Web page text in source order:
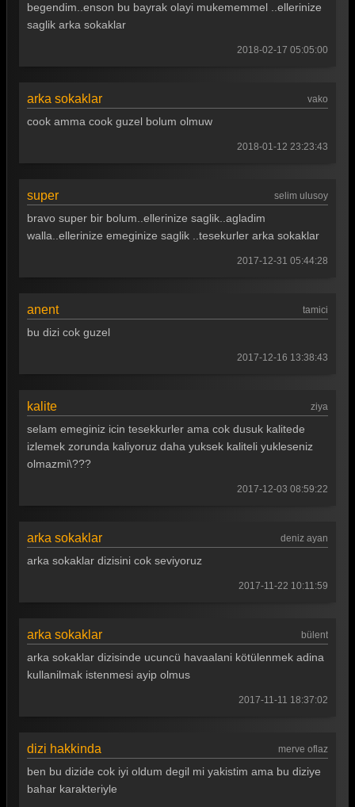
Arka Sokaklar 353. Bölüm
Arka Sokaklar 350. Bölüm
Arka Sokaklar 349. Bölüm
Arka Sokaklar 346. Bölüm
Arka Sokaklar 345. Bölüm
Arka Sokaklar 342. Bölüm
Arka Sokaklar 339. Bölüm
Arka Sokaklar 338. Bölüm
Arka Sokaklar 337. Bölüm
Arka Sokaklar 334. Bölüm
Arka Sokaklar 331. Bölüm
Arka Sokaklar 330. Bölüm
Arka Sokaklar 327. Bölüm
Arka Sokaklar 326. Bölüm
begendim..enson bu bayrak olayi mukememmel ..ellerinize
saglik arka sokaklar
2018-02-17 05:05:00
arka sokaklar vako
cook amma cook guzel bolum olmuw
2018-01-12 23:23:43
super selim ulusoy
bravo super bir bolum..ellerinize saglik..agladim
walla..ellerinize emeginize saglik ..tesekurler arka sokaklar
2017-12-31 05:44:28
anent tamici
bu dizi cok guzel
2017-12-16 13:38:43
kalite ziya
selam emeginiz icin tesekkurler ama cok dusuk kalitede
izlemek zorunda kaliyoruz daha yuksek kaliteli yukleseniz
olmazmi\???
2017-12-03 08:59:22
arka sokaklar deniz ayan
arka sokaklar dizisini cok seviyoruz
2017-11-22 10:11:59
arka sokaklar bülent
arka sokaklar dizisinde ucuncü havaalani kötülenmek adina
kullanilmak istenmesi ayip olmus
2017-11-11 18:37:02
dizi hakkinda merve oflaz
ben bu dizide cok iyi oldum degil mi yakistim ama bu diziye
bahar karakteriyle